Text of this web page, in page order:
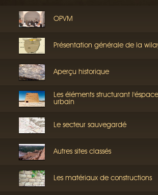
OPVM
Présentation générale de la
Aperçu historique
Les éléments structurant l'éspace
urbain
Le secteur sauvegardé
Autres sites classés
Les matériaux de constructions